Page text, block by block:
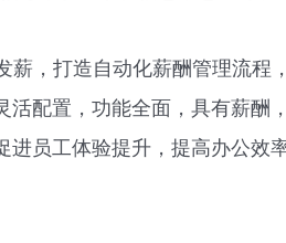
，打造自动化薪酬管理流程
配置，功能全面，具有薪酬
员工体验提升，提高办公效率